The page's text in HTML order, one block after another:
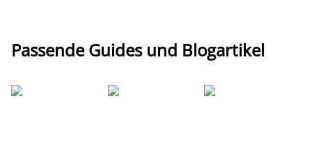
Passende Guides und Blogartikel